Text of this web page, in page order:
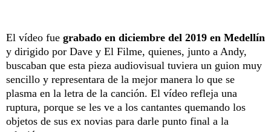
El vídeo fue grabado en diciembre del 2019 en Medellín
y dirigido por Dave y El Filme, quienes, junto a Andy,
buscaban que esta pieza audiovisual tuviera un guion muy
sencillo y representara de la mejor manera lo que se
plasma en la letra de la canción. El vídeo refleja una
ruptura, porque se les ve a los cantantes quemando los
objetos de sus ex novias para darle punto final a la